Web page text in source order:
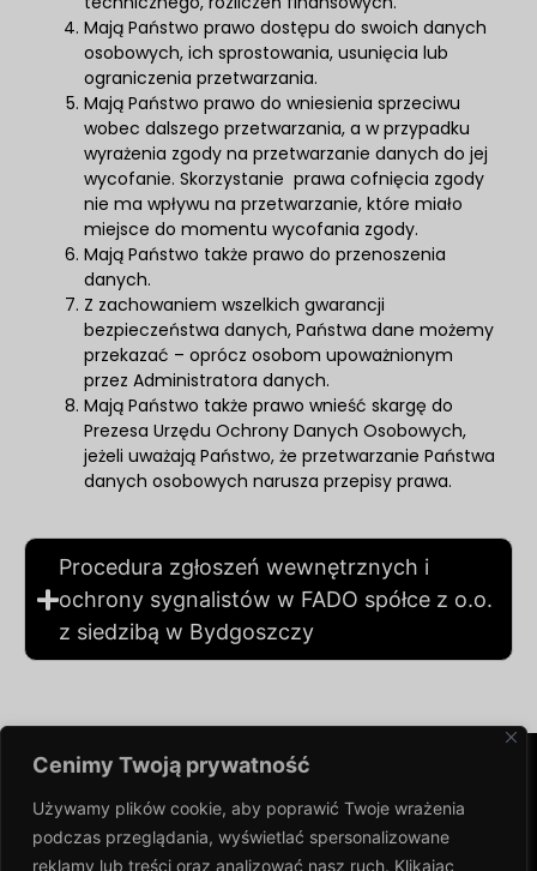
Cenimy Twoją prywatność
Używamy plików cookie, aby poprawić Twoje wrażenia
podczas przeglądania, wyświetlać spersonalizowane
reklamy lub treści oraz analizować nasz ruch. Klikając
Mają Państwo prawo dostępu do swoich danych
osobowych, ich sprostowania, usunięcia lub
ograniczenia przetwarzania.
Mają Państwo prawo do wniesienia sprzeciwu
wobec dalszego przetwarzania, a w przypadku
wyrażenia zgody na przetwarzanie danych do jej
wycofanie. Skorzystanie prawa cofnięcia zgody
nie ma wpływu na przetwarzanie, które miało
miejsce do momentu wycofania zgody.
Mają Państwo także prawo do przenoszenia
danych.
Z zachowaniem wszelkich gwarancji
bezpieczeństwa danych, Państwa dane możemy
przekazać – oprócz osobom upoważnionym
przez Administratora danych.
Mają Państwo także prawo wnieść skargę do
Prezesa Urzędu Ochrony Danych Osobowych,
jeżeli uważają Państwo, że przetwarzanie Państwa
danych osobowych narusza przepisy prawa.
Procedura zgłoszeń wewnętrznych i
ochrony sygnalistów w FADO spółce z o.o.
z siedzibą w Bydgoszczy
CoolingCare Sp. z
NA SKRÓTY NEWSLETTER
Bądź na bieżąco z